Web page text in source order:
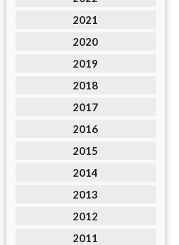
2021
2020
2019
2018
2017
2016
2015
2014
2013
2012
2011